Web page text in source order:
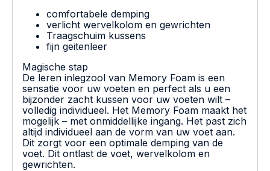
comfortabele demping
verlicht wervelkolom en gewrichten
Traagschuim kussens
fijn geitenleer
Magische stap
De leren inlegzool van Memory Foam is een
sensatie voor uw voeten en perfect als u een
bijzonder zacht kussen voor uw voeten wilt –
volledig individueel. Het Memory Foam maakt het
mogelijk – met onmiddellijke ingang. Het past zich
altijd individueel aan de vorm van uw voet aan.
Dit zorgt voor een optimale demping van de
voet. Dit ontlast de voet, wervelkolom en
gewrichten.